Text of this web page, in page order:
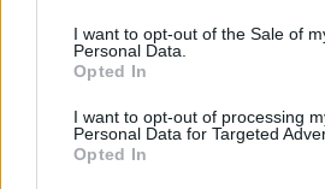
I want to opt-out of the Sale of
Personal Data.
Opted In
I want to opt-out of processing
Personal Data for Targeted
Opted In
Η έκθεση «The Crow Flies